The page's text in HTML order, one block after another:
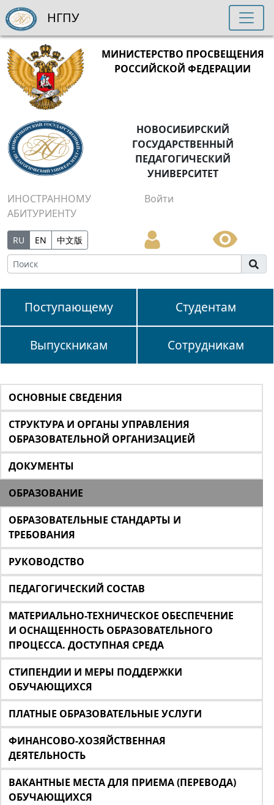
МИНИСТЕРСТВО ПРОСВЕЩЕНИЯ
РОССИЙСКОЙ ФЕДЕРАЦИИ
НОВОСИБИРСКИЙ
ГОСУДАРСТВЕННЫЙ
ПЕДАГОГИЧЕСКИЙ
УНИВЕРСИТЕТ
ИНОСТРАННОМУ
АБИТУРИЕНТУ
Войти
RU EN 中文版
Поступающему Студентам
Выпускникам Сотрудникам
НГПУ
ОСНОВНЫЕ СВЕДЕНИЯ
СТРУКТУРА И ОРГАНЫ УПРАВЛЕНИЯ
ОБРАЗОВАТЕЛЬНОЙ ОРГАНИЗАЦИЕЙ
ДОКУМЕНТЫ
ОБРАЗОВАНИЕ
ОБРАЗОВАТЕЛЬНЫЕ СТАНДАРТЫ И
ТРЕБОВАНИЯ
РУКОВОДСТВО
ПЕДАГОГИЧЕСКИЙ СОСТАВ
МАТЕРИАЛЬНО-ТЕХНИЧЕСКОЕ ОБЕСПЕЧЕНИЕ
И ОСНАЩЕННОСТЬ ОБРАЗОВАТЕЛЬНОГО
ПРОЦЕССА. ДОСТУПНАЯ СРЕДА
СТИПЕНДИИ И МЕРЫ ПОДДЕРЖКИ
ОБУЧАЮЩИХСЯ
ПЛАТНЫЕ ОБРАЗОВАТЕЛЬНЫЕ УСЛУГИ
ФИНАНСОВО-ХОЗЯЙСТВЕННАЯ
ДЕЯТЕЛЬНОСТЬ
ВАКАНТНЫЕ МЕСТА ДЛЯ ПРИЕМА (ПЕРЕВОДА)
ОБУЧАЮЩИХСЯ